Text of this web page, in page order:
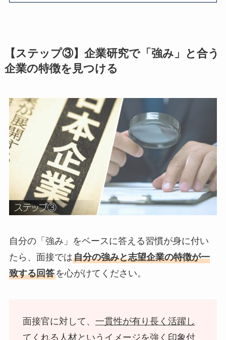
【ステップ③】企業研究で「強み」と合う
企業の特徴を見つける
自分の「強み」をベースに答える習慣が身に付い
たら、面接では自分の強みと志望企業の特徴が一
致する回答を心がけてください。
面接官に対して、 一貫性が有り長く活躍し
てくれる人材というイメージを強く印象付